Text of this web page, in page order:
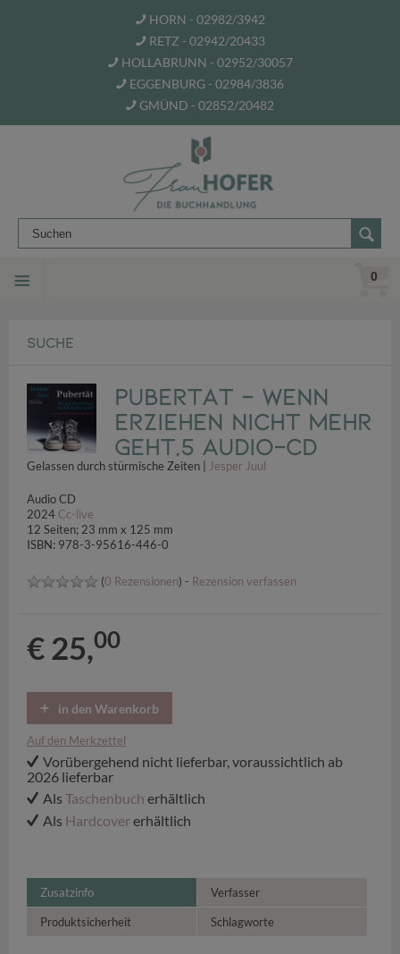
HORN - 02982/3942
RETZ - 02942/20433
HOLLABRUNN - 02952/30057
EGGENBURG - 02984/3836
GMÜND - 02852/20482
0
SUCHE
Pubertät - wenn
Erziehen nicht mehr
geht,5 Audio-CD
Gelassen durch stürmische Zeiten | Jesper Juul
Audio CD
2024 Cc-live
12 Seiten; 23 mm x 125 mm
ISBN: 978-3-95616-446-0
(0 Rezensionen) - Rezension verfassen
€ 25,00
in den Warenkorb
Auf den Merkzettel
Vorübergehend nicht lieferbar, voraussichtlich ab
2026 lieferbar
Als Taschenbuch erhältlich
Als Hardcovererhältlich
Zusatzinfo Verfasser
Produktsicherheit Schlagworte